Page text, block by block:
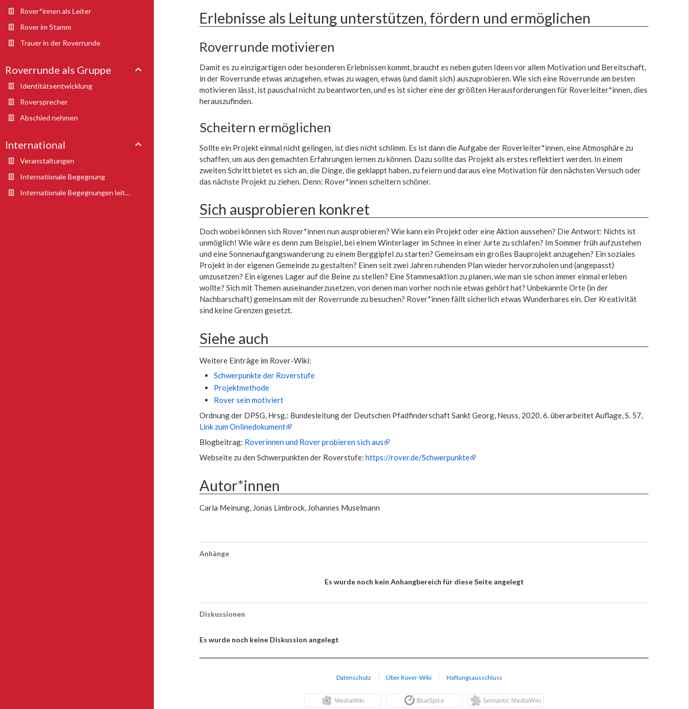
Rover*innen als Leiter
Rover im Stamm
Trauer in der Roverrunde
Roverrunde als Gruppe
Identitätsentwicklung
Roversprecher
Abschied nehmen
International
Veranstaltungen
Internationale Begegnung
Internationale Begegnungen leiten
Erlebnisse als Leitung unterstützen, fördern und ermöglichen
Roverrunde motivieren
Damit es zu einzigartigen oder besonderen Erlebnissen kommt, braucht es neben guten Ideen vor allem Motivation und Bereitschaft,
in der Roverrunde etwas anzugehen, etwas zu wagen, etwas (und damit sich) auszuprobieren. Wie sich eine Roverrunde am besten
motivieren lässt, ist pauschal nicht zu beantworten, und es ist sicher eine der größten Herausforderungen für Roverleiter*innen, dies
herauszufinden.
Scheitern ermöglichen
Sollte ein Projekt einmal nicht gelingen, ist dies nicht schlimm. Es ist dann die Aufgabe der Roverleiter*innen, eine Atmosphäre zu
schaffen, um aus den gemachten Erfahrungen lernen zu können. Dazu sollte das Projekt als erstes reflektiert werden. In einem
zweiten Schritt bietet es sich an, die Dinge, die geklappt haben, zu feiern und daraus eine Motivation für den nächsten Versuch oder
das nächste Projekt zu ziehen. Denn: Rover*innen scheitern schöner.
Sich ausprobieren konkret
Doch wobei können sich Rover*innen nun ausprobieren? Wie kann ein Projekt oder eine Aktion aussehen? Die Antwort: Nichts ist
unmöglich! Wie wäre es denn zum Beispiel, bei einem Winterlager im Schnee in einer Jurte zu schlafen? Im Sommer früh aufzustehen
und eine Sonnenaufgangswanderung zu einem Berggipfel zu starten? Gemeinsam ein großes Bauprojekt anzugehen? Ein soziales
Projekt in der eigenen Gemeinde zu gestalten? Einen seit zwei Jahren ruhenden Plan wieder hervorzuholen und (angepasst)
umzusetzen? Ein eigenes Lager auf die Beine zu stellen? Eine Stammesaktion zu planen, wie man sie schon immer einmal erleben
wollte? Sich mit Themen auseinanderzusetzen, von denen man vorher noch nie etwas gehört hat? Unbekannte Orte (in der
Nachbarschaft) gemeinsam mit der Roverrunde zu besuchen? Rover*innen fällt sicherlich etwas Wunderbares ein. Der Kreativität
sind keine Grenzen gesetzt.
Siehe auch
Weitere Einträge im Rover-Wiki:
Schwerpunkte der Roverstufe
Projektmethode
Rover sein motiviert
Ordnung der DPSG, Hrsg.: Bundesleitung der Deutschen Pfadfinderschaft Sankt Georg, Neuss, 2020, 6. überarbeitet Auflage, S. 57,
Link zum Onlinedokument
Blogbeitrag: Roverinnen und Rover probieren sich aus
Webseite zu den Schwerpunkten der Roverstufe:https://rover.de/Schwerpunkte
Autor*innen
Carla Meinung, Jonas Limbrock, Johannes Muselmann
Anhänge
Es wurde noch kein Anhangbereich für diese Seite angelegt
Diskussionen
Es wurde noch keine Diskussion angelegt
Datenschutz Über Rover-Wiki Haftungsausschluss